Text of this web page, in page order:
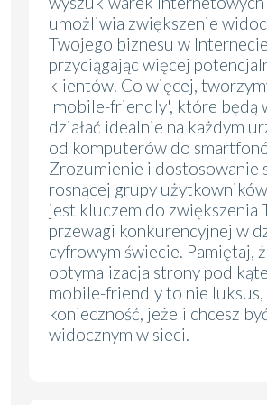
umożliwia zwiększenie
Twojego biznesu w
przyciągając więcej
klientów. Co więcej,
'mobile-friendly', które będą
działać idealnie na każdym
od komputerów do
Zrozumienie i dostosowanie
rosnącej grupy
jest kluczem do zwiększenia
przewagi konkurencyjnej w
cyfrowym świecie. Pamiętaj,
optymalizacja strony pod
mobile-friendly to nie luksus,
konieczność, jeżeli chcesz
widocznym w sieci.